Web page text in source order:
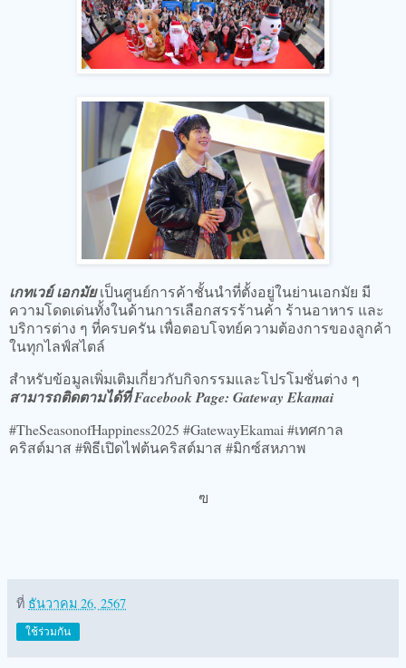
เกทเวย์ เอกมัยเป็นศูนย์การค้าชั้นนำที่ตั้งอยู่ในย่านเอกมัย มี
ความโดดเด่นทั้งในด้านการเลือกสรรร้านค้า ร้านอาหาร และ
บริการต่าง ๆ ที่ครบครัน เพื่อตอบโจทย์ความต้องการของลูกค้า
ในทุกไลฟ์สไตล์
สำหรับข้อมูลเพิ่มเติมเกี่ยวกับกิจกรรมและโปรโมชั่นต่าง ๆ
สามารถติดตามได้ที่ Facebook Page: Gateway Ekamai
#TheSeasonofHappiness2025 #GatewayEkamai #เทศกาล
คริสต์มาส #พิธีเปิดไฟต้นคริสต์มาส #มิกซ์สหภาพ
ฃ
ที่ ธันวาคม 26, 2567
ใช้ร่วมกัน